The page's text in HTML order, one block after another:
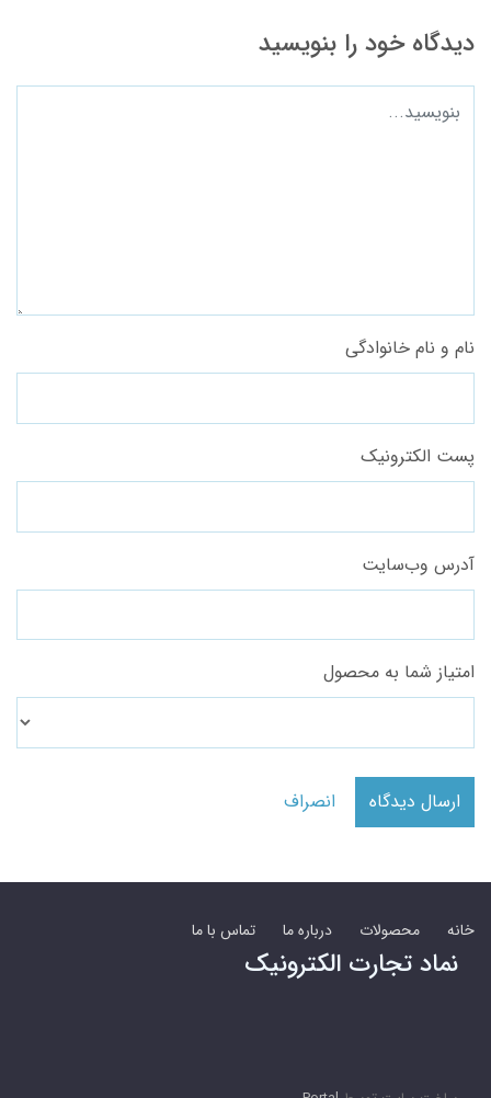
دیدگاه خود را بنویسید
نام و نام خانوادگی
پست الکترونیک
آدرس وب‌سایت
امتیاز شما به محصول
ارسال دیدگاه انصراف
خانه محصولات درباره ما تماس با ما
نماد تجارت الکترونیک